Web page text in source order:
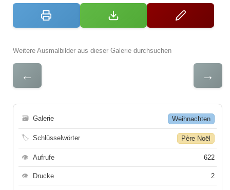
Weitere Ausmalbilder aus dieser Galerie durchsuchen
← →
🗃 Galerie Weihnachten
🏷 Schlüsselwörter Père Noël
👁 Aufrufe 622
👁 Drucke 2